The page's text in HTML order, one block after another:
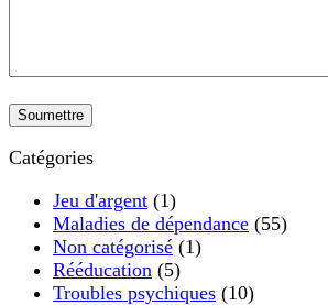
Catégories
Jeu d'argent (1)
Maladies de dépendance (55)
Non catégorisé (1)
Rééducation (5)
Troubles psychiques (10)